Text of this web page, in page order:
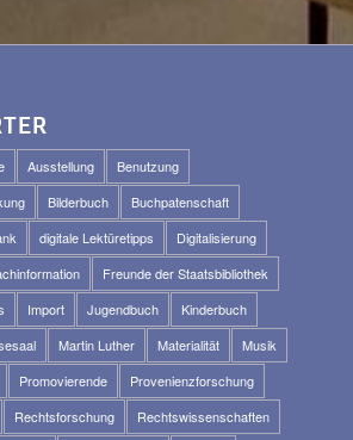
Ausstellung
Benutzung
Bilderbuch
Buchpatenschaft
digitale Lektüretipps
Digitalisierung
Freunde der Staatsbibliothek
Import Jugendbuch
Kinderbuch
Martin Luther Materialität
Musik
Promovierende
Provenienzforschung
Rechtsforschung
Rechtswissenschaften